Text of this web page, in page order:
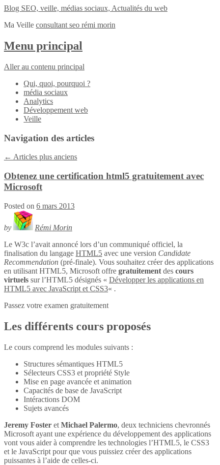
Blog SEO, veille, médias sociaux, Actualités du web
Ma Veille consultant seo rémi morin
Menu principal
Aller au contenu principal
Qui, quoi, pourquoi ?
média sociaux
Analytics
Développement web
Veille
Navigation des articles
← Articles plus anciens
Obtenez une certification html5 gratuitement avec
Microsoft
Posted on 6 mars 2013
by
Rémi Morin
Le W3c l’avait annoncé lors d’un communiqué officiel, la
finalisation du langage HTML5 avec une version Candidate
Recommendation (pré-finale). Vous souhaitez créer des applications
en utilisant HTML5, Microsoft offre gratuitement des cours
virtuels sur l’HTML5 désignés « Développer les applications en
HTML5 avec JavaScript et CSS3« .
Passez votre examen gratuitement
Les différents cours proposés
Le cours comprend les modules suivants :
Structures sémantiques HTML5
Sélecteurs CSS3 et propriété Style
Mise en page avancée et animation
Capacités de base de JavaScript
Intéractions DOM
Sujets avancés
Jeremy Foster et Michael Palermo, deux techniciens chevronnés
Microsoft ayant une expérience du développement des applications
vont vous aider à comprendre les technologies l’HTML5, le CSS3
et le JavaScript pour que vous puissiez créer des applications
puissantes à l’aide de celles-ci.